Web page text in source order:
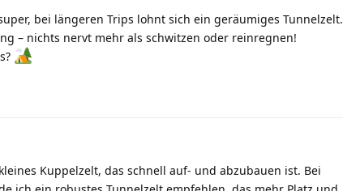
bei längeren Trips lohnt sich ein geräumiges Tunnelzelt.
– nichts nervt mehr als schwitzen oder reinregnen!
Kuppelzelt, das schnell auf- und abzubauen ist. Bei